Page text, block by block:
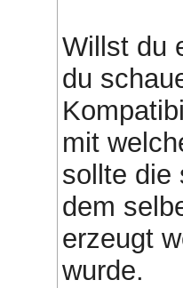
Willst du
du
mit
sollte die
dem
erzeugt
wurde.